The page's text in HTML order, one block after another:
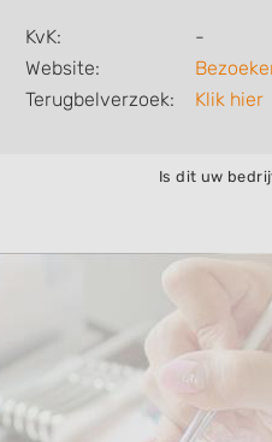
KvK:
-
Website:
Terugbelverzoek:
Klik hier
Is dit uw